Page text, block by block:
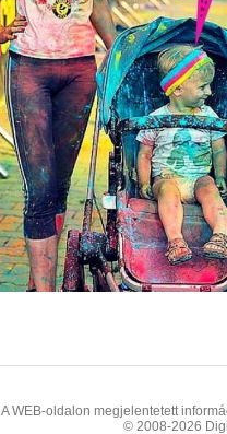
A WEB-oldalon megjelentetett
© 2008-2026